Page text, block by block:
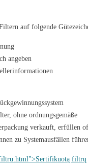
auf folgende
angeben
ohne ordnungsgemäße
verkauft, erfüllen
zu Systemausfällen
filtrų